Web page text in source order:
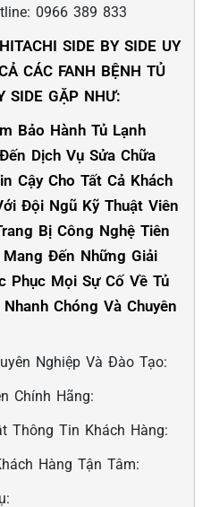
0966 389 833
SIDE BY SIDE UY
CÁC FANH BỆNH TỦ
SIDE GẶP NHƯ:
Bảo Hành Tủ Lạnh
Dịch Vụ Sửa Chữa
Cậy Cho Tất Cả Khách
Đội Ngũ Kỹ Thuật Viên
Bị Công Nghệ Tiên
Đến Những Giải
Phục Mọi Sự Cố Về Tủ
Chóng Và Chuyên
Nghiệp Và Đào Tạo:
Chính Hãng:
Thông Tin Khách Hàng:
Hàng Tận Tâm: